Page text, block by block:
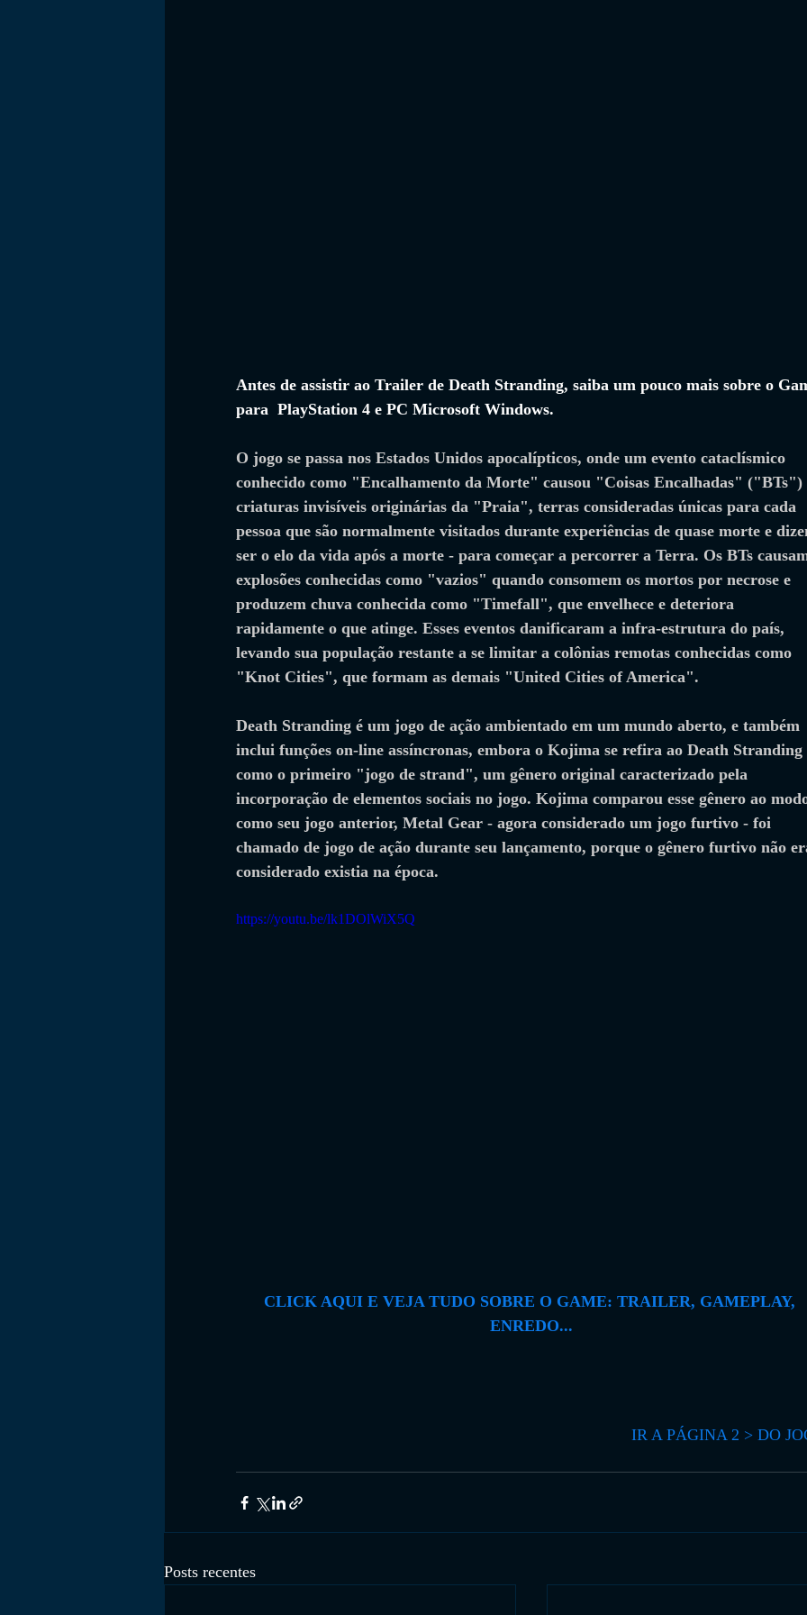
Antes de assistir ao Trailer de Death Stranding, saiba um pouco mais sobre o
para PlayStation 4 e PC Microsoft Windows.
O jogo se passa nos Estados Unidos apocalípticos, onde um evento cataclísmico
conhecido como "Encalhamento da Morte" causou "Coisas Encalhadas"
criaturas invisíveis originárias da "Praia", terras consideradas únicas para cada
pessoa que são normalmente visitados durante experiências de quase morte e
ser o elo da vida após a morte - para começar a percorrer a Terra. Os BTs
explosões conhecidas como "vazios" quando consomem os mortos por necrose e
produzem chuva conhecida como "Timefall", que envelhece e deteriora
rapidamente o que atinge. Esses eventos danificaram a infra-estrutura do país,
levando sua população restante a se limitar a colônias remotas conhecidas como
"Knot Cities", que formam as demais "United Cities of America".
Death Stranding é um jogo de ação ambientado em um mundo aberto, e também
inclui funções on-line assíncronas, embora o Kojima se refira ao Death Stranding
como o primeiro "jogo de strand", um gênero original caracterizado pela
incorporação de elementos sociais no jogo. Kojima comparou esse gênero ao
como seu jogo anterior, Metal Gear - agora considerado um jogo furtivo - foi
chamado de jogo de ação durante seu lançamento, porque o gênero furtivo não
considerado existia na época.
https://youtu.be/lk1DOlWiX5Q
CLICK AQUI E VEJA TUDO SOBRE O GAME: TRAILER, GAMEPLAY,
ENREDO...
IR A PÁGINA 2 > DO
Posts recentes